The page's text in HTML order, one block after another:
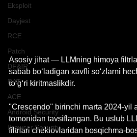
Eksploit
Dayjest
RCE
Patch
DF&IR
RAT
ACE
Android Security
Browser Security
Asosiy jihat — LLMning himoya
sabab bo‘ladigan xavfli so‘zlarni
to‘g‘ri kiritmaslikdir.
"Crescendo" birinchi marta 2024-yil
tomonidan tavsiflangan. Bu uslub
filtrlari cheklovlaridan bosqichma-